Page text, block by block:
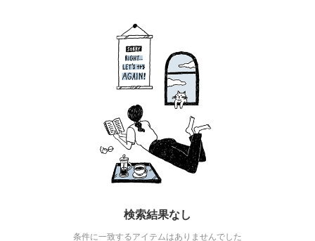
検索結果なし
条件に一致するアイテムはありませんでした